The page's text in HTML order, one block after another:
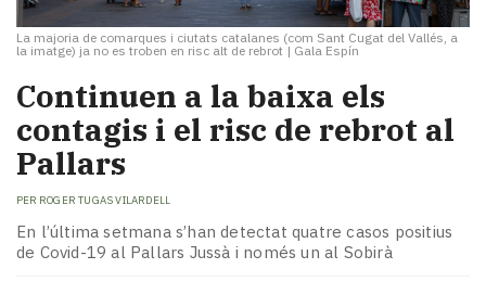
La majoria de comarques i ciutats catalanes (com Sant Cugat del Vallés, a
la imatge) ja no es troben en risc alt de rebrot| Gala Espín
Continuen a la baixa els
contagis i el risc de rebrot al
Pallars
PER ROGER TUGAS VILARDELL
En l’última setmana s’han detectat quatre casos positius
de Covid-19 al Pallars Jussà i només un al Sobirà